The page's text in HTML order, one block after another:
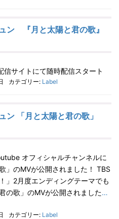
ン 『月と太陽と君の歌』
サイトにて随時配信スタート
カテゴリー: Label
ン 「月と太陽と君の歌」
オフィシャルチャンネルに
」のMVが公開されました！ TBS
」2月度エンディングテーマでも
の歌」のMVが公開されました…
カテゴリー: Label